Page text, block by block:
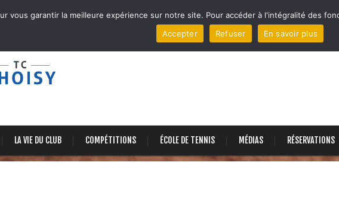
LA VIE DU CLUB COMPÉTITIONS ÉCOLE DE TENNIS MÉDIAS RÉSERVATIONS
vous garantir la meilleure expérience sur notre site. Pour accéder à l'intégralité des
Accepter
Refuser En savoir plus